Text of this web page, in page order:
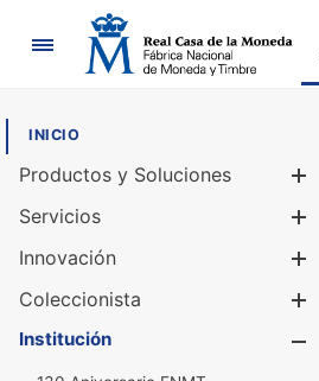
Navegación
INICIO
Productos y Soluciones
Servicios
Innovación
Coleccionista
Institución